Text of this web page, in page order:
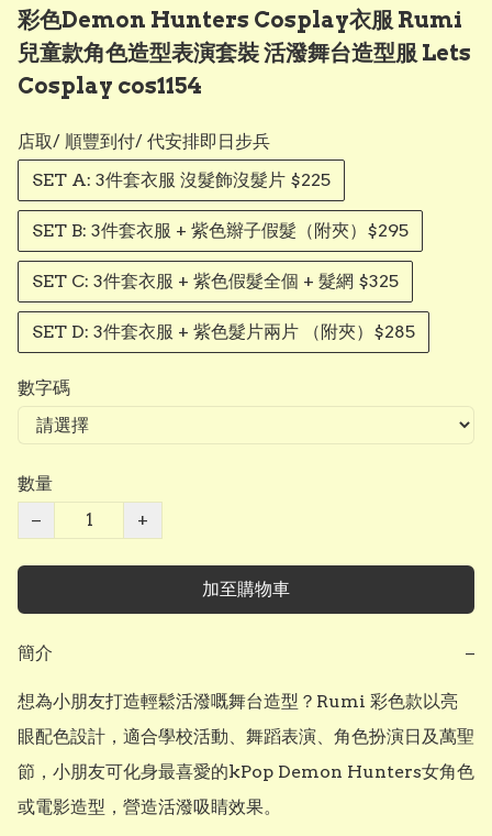
彩色Demon Hunters Cosplay衣服 Rumi
兒童款角色造型表演套裝 活潑舞台造型服 Lets
Cosplay cos1154
店取/ 順豐到付/ 代安排即日步兵
SET A: 3件套衣服 沒髮飾沒髮片 $225
SET B: 3件套衣服 + 紫色辮子假髮（附夾）$295
SET C: 3件套衣服 + 紫色假髮全個 + 髮網 $325
SET D: 3件套衣服 + 紫色髮片兩片 （附夾）$285
數字碼
數量
−
+
加至購物車
簡介 −
想為小朋友打造輕鬆活潑嘅舞台造型？Rumi 彩色款以亮
眼配色設計，適合學校活動、舞蹈表演、角色扮演日及萬聖
節，小朋友可化身最喜愛的kPop Demon Hunters女角色
或電影造型，營造活潑吸睛效果。